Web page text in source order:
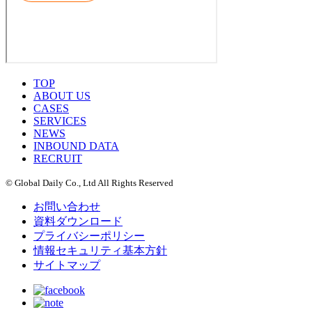
TOP
ABOUT US
CASES
SERVICES
NEWS
INBOUND DATA
RECRUIT
© Global Daily Co., Ltd All Rights Reserved
お問い合わせ
資料ダウンロード
プライバシーポリシー
情報セキュリティ基本方針
サイトマップ